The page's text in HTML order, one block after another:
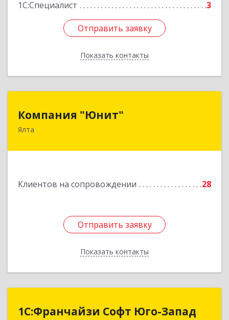
1С:Специалист
3
Отправить заявку
Показать контакты
Отправить заявку
Назад
Компания "Юнит"
Ялта
Клиентов на сопровождении 28
Отправить заявку
Показать контакты
298600, Крым Респ, Ялта г, Васильева ул, дом №
Отправить заявку
Назад
1С:Франчайзи Софт Юго-Запад
1С:Франчайзи Софт Юго-Запад